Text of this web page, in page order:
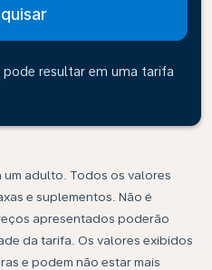
resultar em uma tarifa
adulto. Todos os valores
e suplementos. Não é
apresentados poderão
da tarifa. Os valores exibidos
e podem não estar mais